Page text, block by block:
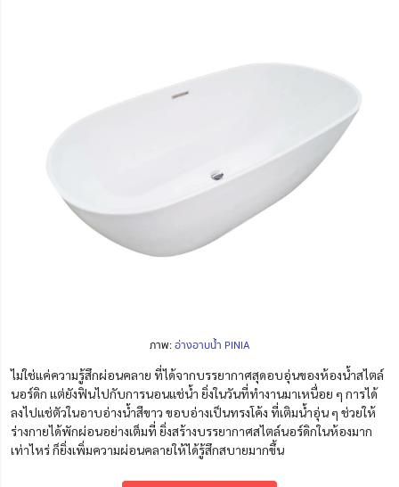
ภาพ:อ่างอาบน้ำ PINIA
ไม่ใช่แค่ความรู้สึกผ่อนคลาย ที่ได้จากบรรยากาศสุดอบอุ่นของห้องน้ำสไตล์
นอร์ดิก แต่ยังฟินไปกับการนอนแช่น้ำ ยิ่งในวันที่ทำงานมาเหนื่อย ๆ การได้
ลงไปแช่ตัวในอาบอ่างน้ำสีขาว ขอบอ่างเป็นทรงโค้ง ที่เติมน้ำอุ่น ๆ ช่วยให้
ร่างกายได้พักผ่อนอย่างเต็มที่ ยิ่งสร้างบรรยากาศสไตล์นอร์ดิกในห้องมาก
เท่าไหร่ ก็ยิ่งเพิ่มความผ่อนคลายให้ได้รู้สึกสบายมากขึ้น